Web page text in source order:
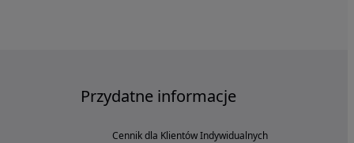
Przydatne informacje
Cennik dla Klientów Indywidualnych